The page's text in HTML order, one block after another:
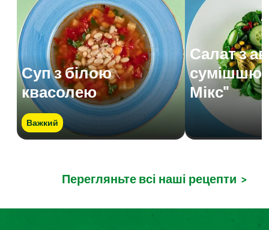
Суп з білою
квасолею
Важкий
Салат з
сумішшю
Мікс"
Перегляньте всі наші рецепти >